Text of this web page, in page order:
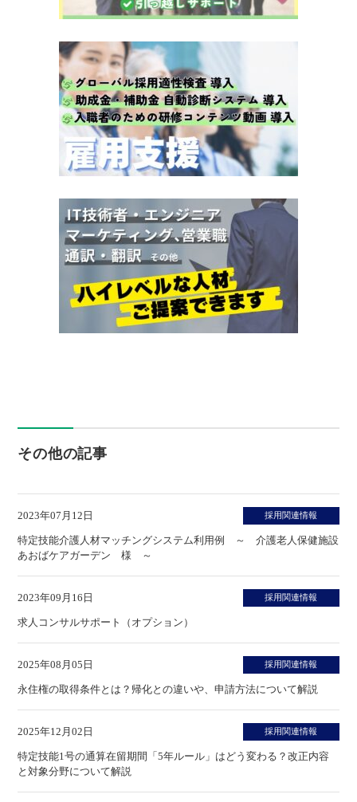
その他の記事
2023年07月12日 採用関連情報
特定技能介護⼈材マッチングシステム利⽤例 ～ 介護老人保健施設
あおばケアガーデン 様 ～
2023年09月16日 採用関連情報
求人コンサルサポート（オプション）
2025年08月05日 採用関連情報
永住権の取得条件とは？帰化との違いや、申請方法について解説
2025年12月02日 採用関連情報
特定技能1号の通算在留期間「5年ルール」はどう変わる？改正内容
と対象分野について解説